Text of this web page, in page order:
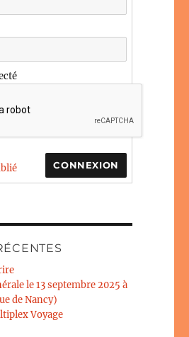
CONNEXION
le 13 septembre 2025 à
de Nancy)
Voyage